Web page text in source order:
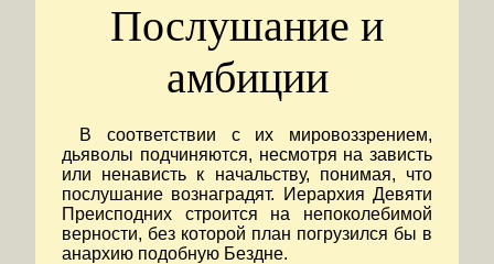
Послушание и
амбиции
В соответствии с их мировоззрением,
дьяволы подчиняются, несмотря на зависть
или ненависть к начальству, понимая, что
послушание вознаградят. Иерархия Девяти
Преисподних строится на непоколебимой
верности, без которой план погрузился бы в
анархию подобную Бездне.